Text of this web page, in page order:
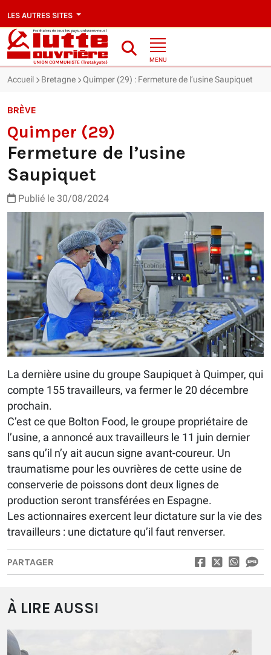
LES AUTRES SITES
MENU
Accueil Bretagne Quimper (29) : Fermeture de l’usine Saupiquet
BRÈVE
Quimper (29)
Fermeture de l’usine
Saupiquet
Publié le 30/08/2024
La dernière usine du groupe Saupiquet à Quimper, qui
compte 155 travailleurs, va fermer le 20 décembre
prochain.
C’est ce que Bolton Food, le groupe propriétaire de
l’usine, a annoncé aux travailleurs le 11 juin dernier
sans qu’il n’y ait aucun signe avant-coureur. Un
traumatisme pour les ouvrières de cette usine de
conserverie de poissons dont deux lignes de
production seront transférées en Espagne.
Les actionnaires exercent leur dictature sur la vie des
travailleurs : une dictature qu’il faut renverser.
PARTAGER
À LIRE AUSSI